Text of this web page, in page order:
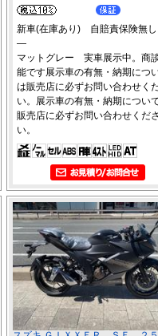
新車(在庫あり) 自賠責保険無し
―
マットグレー 実車展示中。商
能です展示車の有無・納期につ
は販売店に必ずお問い合わせく
い。展示車の有無・納期につい
販売店に必ずお問い合わせくだ
い。